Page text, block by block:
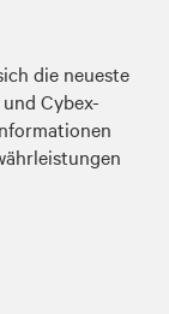
die neueste
Cybex-